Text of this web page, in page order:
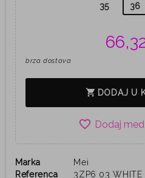
35
36
brza dostava
shopping_cart DODAJ U
favorite_border
Marka
Mei
Referenca
3ZP6 03 WHITE